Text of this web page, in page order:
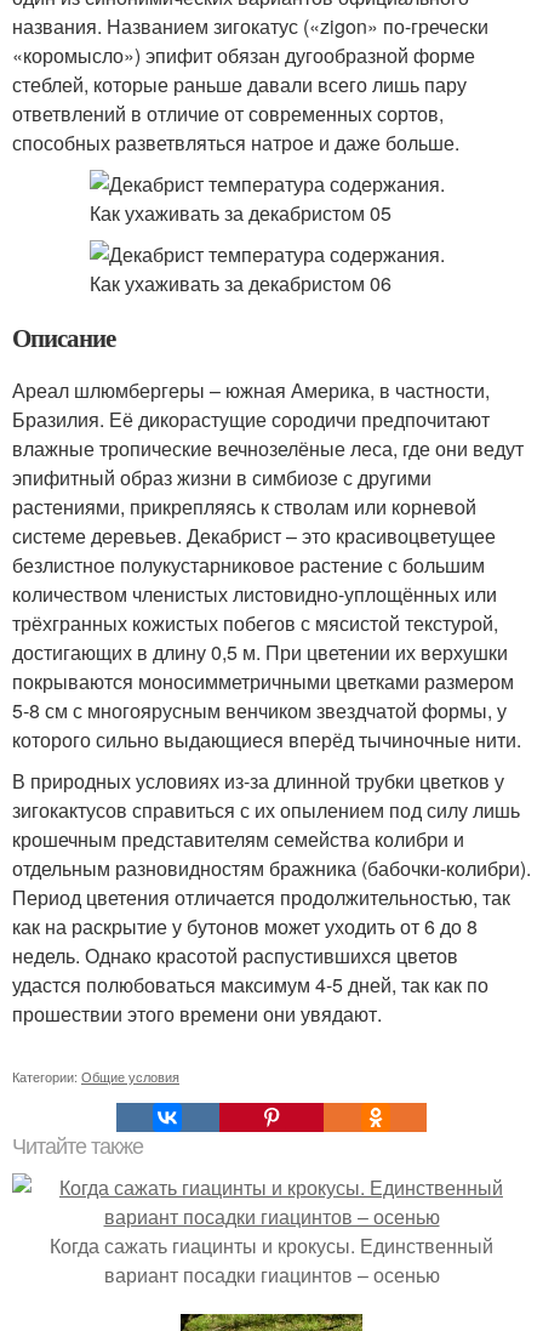
названия. Названием зигокатус («zigon» по-гречески
«коромысло») эпифит обязан дугообразной форме
стеблей, которые раньше давали всего лишь пару
ответвлений в отличие от современных сортов,
способных разветвляться натрое и даже больше.
Описание
Ареал шлюмбергеры – южная Америка, в частности,
Бразилия. Её дикорастущие сородичи предпочитают
влажные тропические вечнозелёные леса, где они ведут
эпифитный образ жизни в симбиозе с другими
растениями, прикрепляясь к стволам или корневой
системе деревьев. Декабрист – это красивоцветущее
безлистное полукустарниковое растение с большим
количеством членистых листовидно-уплощённых или
трёхгранных кожистых побегов с мясистой текстурой,
достигающих в длину 0,5 м. При цветении их верхушки
покрываются моносимметричными цветками размером
5-8 см с многоярусным венчиком звездчатой формы, у
которого сильно выдающиеся вперёд тычиночные нити.
В природных условиях из-за длинной трубки цветков у
зигокактусов справиться с их опылением под силу лишь
крошечным представителям семейства колибри и
отдельным разновидностям бражника (бабочки-колибри).
Период цветения отличается продолжительностью, так
как на раскрытие у бутонов может уходить от 6 до 8
недель. Однако красотой распустившихся цветов
удастся полюбоваться максимум 4-5 дней, так как по
прошествии этого времени они увядают.
Категории: Общие условия
Читайте также
Когда сажать гиацинты и крокусы. Единственный
вариант посадки гиацинтов – осенью